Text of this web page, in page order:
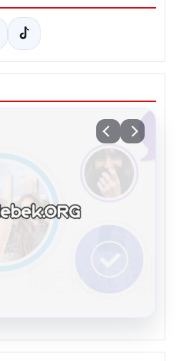
İle Çevrim içi